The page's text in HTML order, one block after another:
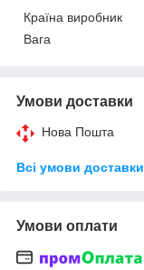
Країна виробник
Вага
Умови доставки
Нова Пошта
Всі умови доставки
Умови оплати